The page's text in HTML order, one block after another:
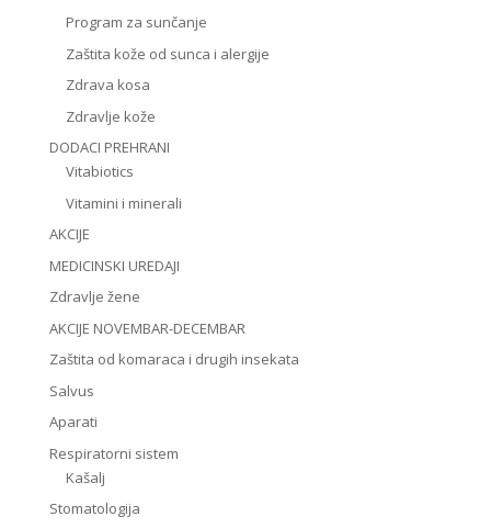
Program za sunčanje
Zaštita kože od sunca i alergije
Zdrava kosa
Zdravlje kože
DODACI PREHRANI
Vitabiotics
Vitamini i minerali
AKCIJE
MEDICINSKI UREDAJI
Zdravlje žene
AKCIJE NOVEMBAR-DECEMBAR
Zaštita od komaraca i drugih insekata
Salvus
Aparati
Respiratorni sistem
Kašalj
Stomatologija